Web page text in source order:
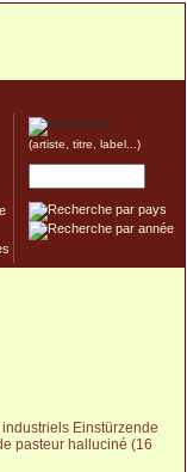
(artiste, titre, label...)
Einstürzende
pasteur halluciné (16